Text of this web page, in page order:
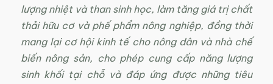
lượng nhiệt và than sinh học, làm tăng giá trị chất
thải hữu cơ và phế phẩm nông nghiệp, đồng thời
mang lại cơ hội kinh tế cho nông dân và nhà chế
biến nông sản, cho phép cung cấp năng lượng
sinh khối tại chỗ và đáp ứng được những tiêu